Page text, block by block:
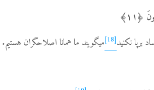
[18]
می­گویند ما همانا اصلاحگران هستیم.